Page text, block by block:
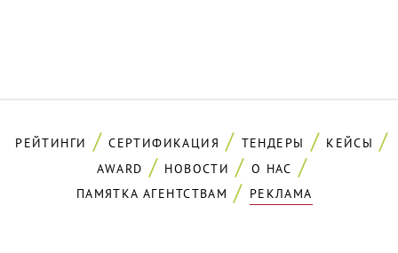
РЕЙТИНГИ СЕРТИФИКАЦИЯ ТЕНДЕРЫ
КЕЙСЫ
AWARD
НОВОСТИ
О НАС
ПАМЯТКА АГЕНТСТВАМ
РЕКЛАМА